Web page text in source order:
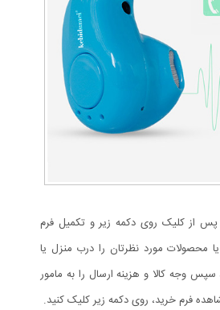
پس از کلیک روی دکمه زیر و تکمیل فرم
محصولات مورد نظرتان را درب منزل یا
وجه کالا و هزینه ارسال را به مامور
فرم خرید، روی دکمه زیر کلیک کنید.